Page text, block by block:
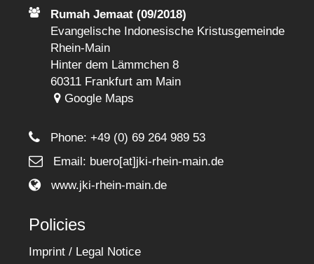
Rumah Jemaat (09/2018)
Evangelische Indonesische Kristusgemeinde
Rhein-Main
Hinter dem Lämmchen 8
60311 Frankfurt am Main
Google Maps
Phone:+49 (0) 69 264 989 53
Email: buero[at]jki-rhein-main.de
www.jki-rhein-main.de
Policies
Imprint / Legal Notice